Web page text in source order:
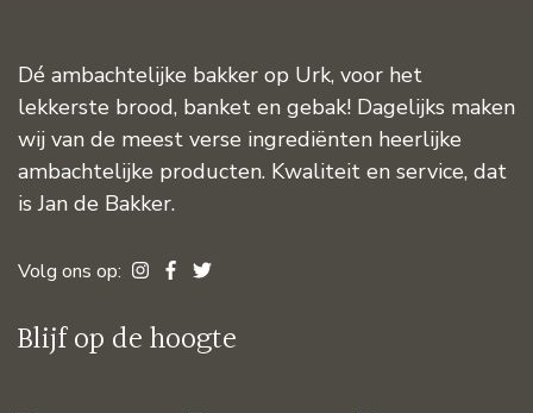
Dé ambachtelijke bakker op Urk, voor het
lekkerste brood, banket en gebak! Dagelijks maken
wij van de meest verse ingrediënten heerlijke
ambachtelijke producten. Kwaliteit en service, dat
is Jan de Bakker.
Volg ons op:
Blijf op de hoogte